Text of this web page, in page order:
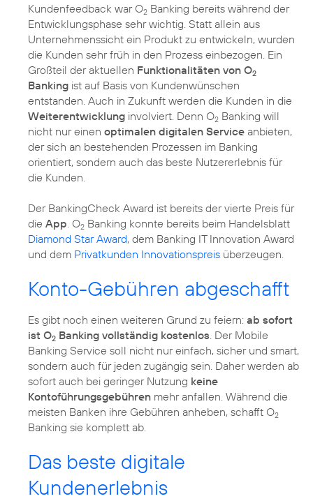
Kundenfeedback war O2 Banking bereits während der
Entwicklungsphase sehr wichtig. Statt allein aus
Unternehmenssicht ein Produkt zu entwickeln, wurden
die Kunden sehr früh in den Prozess einbezogen. Ein
Großteil der aktuellen Funktionalitäten von O2
Banking ist auf Basis von Kundenwünschen
entstanden. Auch in Zukunft werden die Kunden in die
Weiterentwicklung involviert. Denn O2 Banking will
nicht nur einen optimalen digitalen Service anbieten,
der sich an bestehenden Prozessen im Banking
orientiert, sondern auch das beste Nutzererlebnis für
die Kunden.
Der BankingCheck Award ist bereits der vierte Preis für
die App . O2 Banking konnte bereits beim Handelsblatt
Diamond Star Award, dem Banking IT Innovation Award
und dem Privatkunden Innovationspreis überzeugen.
Konto-Gebühren abgeschafft
Es gibt noch einen weiteren Grund zu feiern: ab sofort
ist O2 Banking vollständig kostenlos . Der Mobile
Banking Service soll nicht nur einfach, sicher und smart,
sondern auch für jeden zugängig sein. Daher werden ab
sofort auch bei geringer Nutzung keine
Kontoführungsgebühren mehr anfallen. Während die
meisten Banken ihre Gebühren anheben, schafft O2
Banking sie komplett ab.
Das beste digitale
Kundenerlebnis